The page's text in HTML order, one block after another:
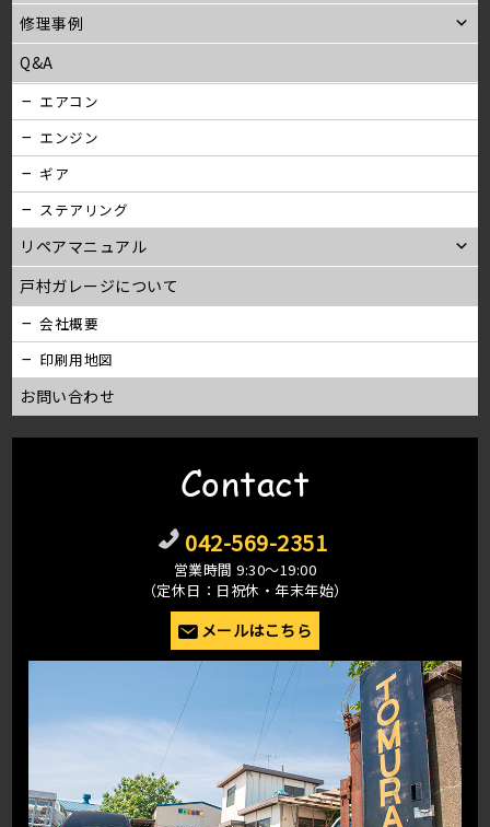
修理事例
Q&A
エアコン
エンジン
ギア
ステアリング
リペアマニュアル
戸村ガレージについて
会社概要
印刷用地図
お問い合わせ
Contact
042-569-2351
営業時間 9:30〜19:00
（定休日：日祝休・年末年始）
メールはこちら